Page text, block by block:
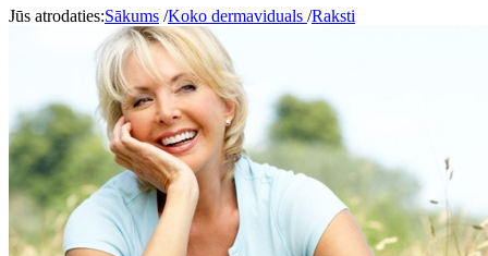
Jūs atrodaties:Sākums /Koko dermaviduals /Raksti